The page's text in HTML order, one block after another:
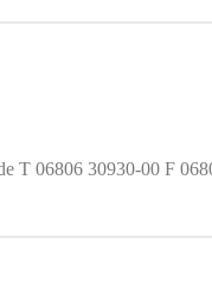
T 06806 30930-00 F